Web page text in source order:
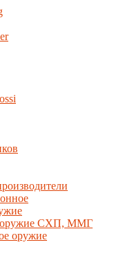
оружие СХП, ММГ
оружие